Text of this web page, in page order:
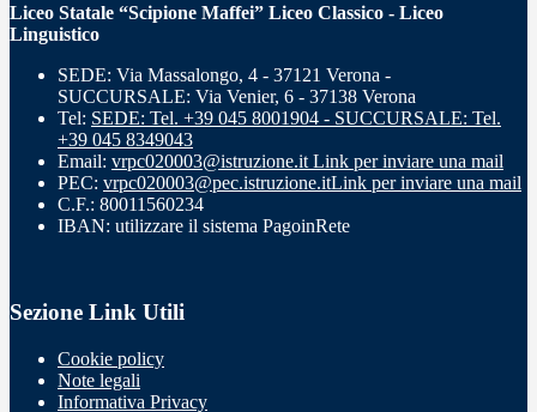
Liceo Statale “Scipione Maffei” Liceo Classico - Liceo
Linguistico
SEDE: Via Massalongo, 4 - 37121 Verona -
SUCCURSALE: Via Venier, 6 - 37138 Verona
Tel: SEDE: Tel. +39 045 8001904 - SUCCURSALE: Tel.
+39 045 8349043
Email: vrpc020003@istruzione.it Link per inviare una mail
PEC: vrpc020003@pec.istruzione.itLink per inviare una mail
C.F.: 80011560234
IBAN: utilizzare il sistema PagoinRete
Sezione Link Utili
Cookie policy
Note legali
Informativa Privacy